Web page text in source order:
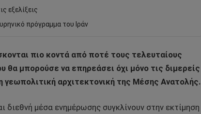
εξελίξεις
πρόγραμμα του Ιράν
πιο κοντά από ποτέ τους τελευταίους
θα μπορούσε να επηρεάσει όχι μόνο τις διμερείς
αρχιτεκτονική της Μέσης Ανατολής.
διεθνή μέσα ενημέρωσης συγκλίνουν στην εκτίμηση